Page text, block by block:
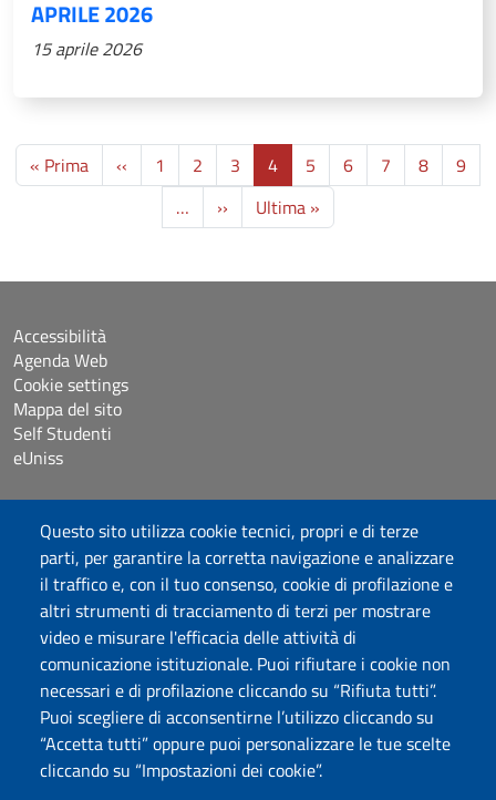
Questo sito utilizza cookie tecnici, propri e di terze
parti, per garantire la corretta navigazione e analizzare
il traffico e, con il tuo consenso, cookie di profilazione e
altri strumenti di tracciamento di terzi per mostrare
video e misurare l'efficacia delle attività di
comunicazione istituzionale. Puoi rifiutare i cookie non
necessari e di profilazione cliccando su “Rifiuta tutti”.
Puoi scegliere di acconsentirne l’utilizzo cliccando su
“Accetta tutti” oppure puoi personalizzare le tue scelte
cliccando su “Impostazioni dei cookie”.
APRILE 2026
15 aprile 2026
Paginazione
« Prima Prima pagina
‹‹ Pagina precedente
1 2 3 4 5 6 7 8
9
…
››Pagina successiva
Ultima »Ultima pagina
Università degli Studi di Sassari
Struttura di Raccordo
Facoltà di Medicina e Chirurgia
Viale San Pietro 43/B, 07100 Sassari
Accessibilità
Agenda Web
Cookie settings
Mappa del sito
Self Studenti
eUniss
Dichiarazione di accessibilità
Posta elettronica @uniss.it
Protocollo
Seguici su